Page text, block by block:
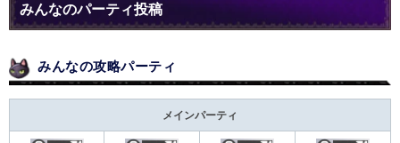
みんなのパーティ投稿
みんなの攻略パーティ
メインパーティ